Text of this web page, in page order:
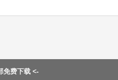
免费下载 <-